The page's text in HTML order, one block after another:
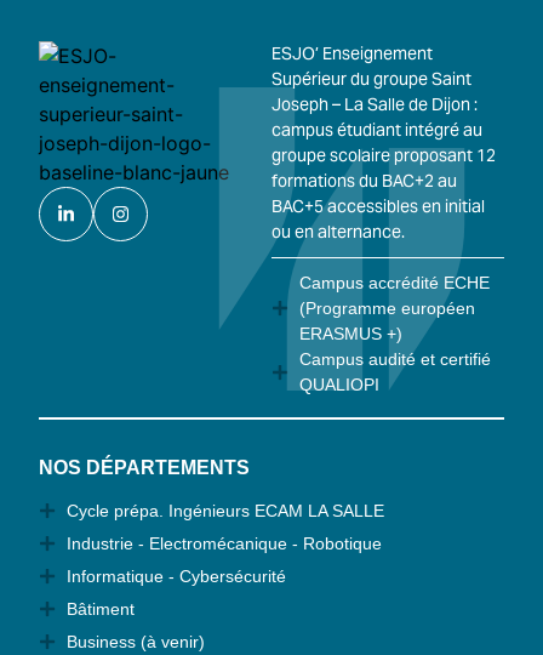
ESJO’ Enseignement
Supérieur du groupe Saint
Joseph – La Salle de Dijon :
campus étudiant intégré au
groupe scolaire proposant 12
formations du BAC+2 au
BAC+5 accessibles en initial
ou en alternance.
Campus accrédité ECHE
(Programme européen
ERASMUS +)
Campus audité et certifié
QUALIOPI
NOS DÉPARTEMENTS
Cycle prépa. Ingénieurs ECAM LA SALLE
Industrie - Electromécanique - Robotique
Informatique - Cybersécurité
Bâtiment
Business (à venir)